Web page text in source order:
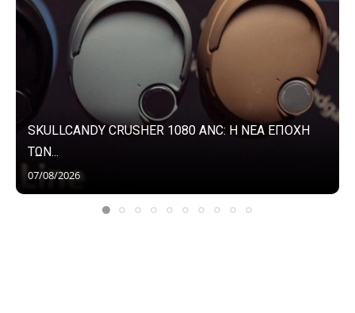
SKULLCANDY CRUSHER 1080 ANC: Η ΝΕΑ ΕΠΟΧΗ
ΤΩΝ...
07/08/2026